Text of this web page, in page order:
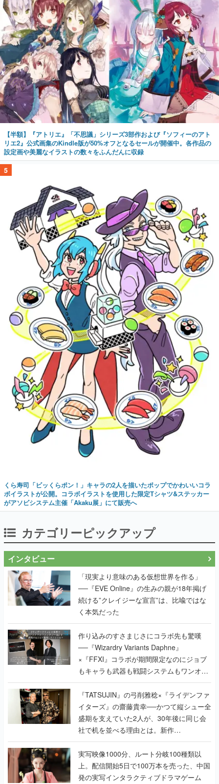
【半額】『アトリエ』「不思議」シリーズ3部作および『ソフィーのアト
リエ2』公式画集のKindle版が50%オフとなるセールが開催中。各作品の
設定画や美麗なイラストの数々をふんだんに収録
5
くら寿司「ビッくらポン！」キャラの2人を描いたポップでかわいいコラ
ボイラストが公開。コラボイラストを使用した限定Tシャツ&ステッカー
がアソビシステム主催「Akaku展」にて販売へ
カテゴリーピックアップ
インタビュー
「現実より意味のある仮想世界を作る」
──『EVE Online』の生みの親が18年掲げ
続ける”クレイジーな宣言”は、比喩ではな
く本気だった
作り込みのすさまじさにコラボ先も驚嘆
──『Wizardry Variants Daphne』
×『FFXI』コラボが期間限定なのにジョブ
もキャラも武器も戦闘システムもワンオフ
で作り込まれた理由を両ディレクターに聞
く
『TATSUJIN』の弓削雅稔×『ライデンファ
イターズ』の齋藤貴幸──かつて縦シュー全
盛期を支えていた2人が、30年後に同じ会
社で机を並べる理由とは。新作
『TATSUJIN EXTREME』で初タッグを組
んだレジェンド2人に訊く開発秘話
実写映像1000分、ルート分岐100種類以
上。配信開始5日で100万本を売った、中国
発の実写インタラクティブドラマゲーム